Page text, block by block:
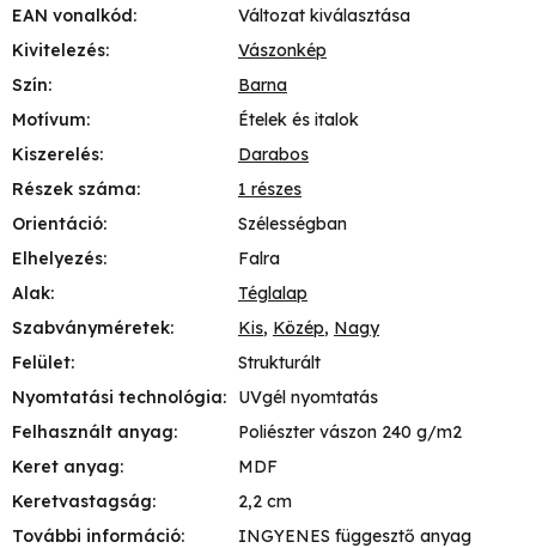
EAN vonalkód:
Változat kiválasztása
Kivitelezés:
Vászonkép
Szín:
Barna
Motívum:
Ételek és italok
Kiszerelés:
Darabos
Részek száma:
1 részes
Orientáció:
Szélességban
Elhelyezés:
Falra
Alak:
Téglalap
Szabványméretek: Kis, Közép, Nagy
Felület:
Strukturált
Nyomtatási technológia:
UVgél nyomtatás
Felhasznált anyag:
Poliészter vászon 240 g/m2
Keret anyag:
MDF
Keretvastagság:
2,2 cm
További információ: INGYENES függesztő anyag